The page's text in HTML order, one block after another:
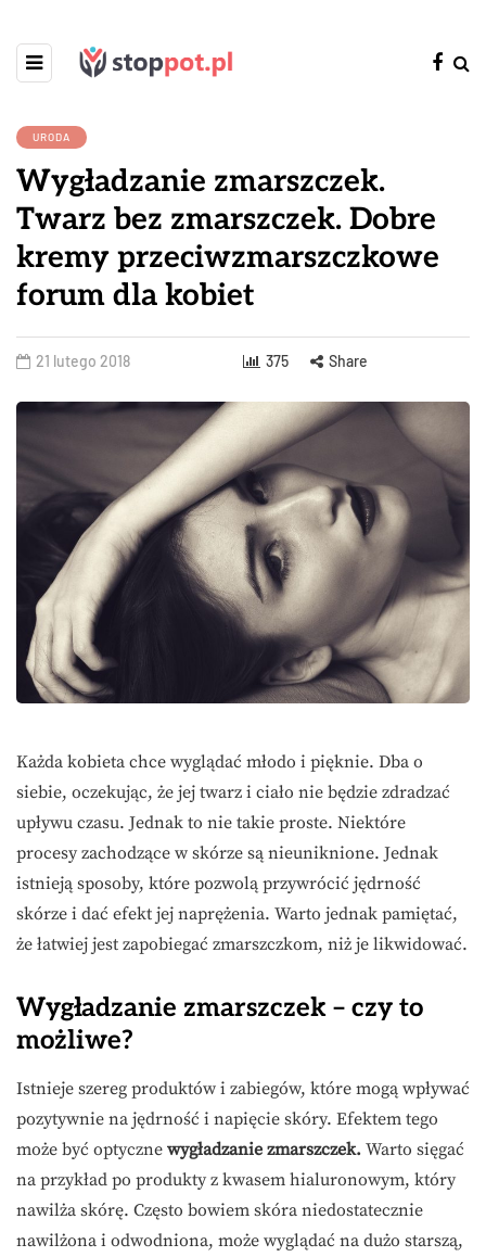
URODA
Wygładzanie zmarszczek.
Twarz bez zmarszczek. Dobre
kremy przeciwzmarszczkowe
forum dla kobiet
21 lutego 2018 375 Share
Każda kobieta chce wyglądać młodo i pięknie. Dba o
siebie, oczekując, że jej twarz i ciało nie będzie zdradzać
upływu czasu. Jednak to nie takie proste. Niektóre
procesy zachodzące w skórze są nieuniknione. Jednak
istnieją sposoby, które pozwolą przywrócić jędrność
skórze i dać efekt jej naprężenia. Warto jednak pamiętać,
że łatwiej jest zapobiegać zmarszczkom, niż je likwidować.
Wygładzanie zmarszczek – czy to
możliwe?
Istnieje szereg produktów i zabiegów, które mogą wpływać
pozytywnie na jędrność i napięcie skóry. Efektem tego
może być optyczne wygładzanie zmarszczek. Warto sięgać
na przykład po produkty z kwasem hialuronowym, który
nawilża skórę. Często bowiem skóra niedostatecznie
nawilżona i odwodniona, może wyglądać na dużo starszą,